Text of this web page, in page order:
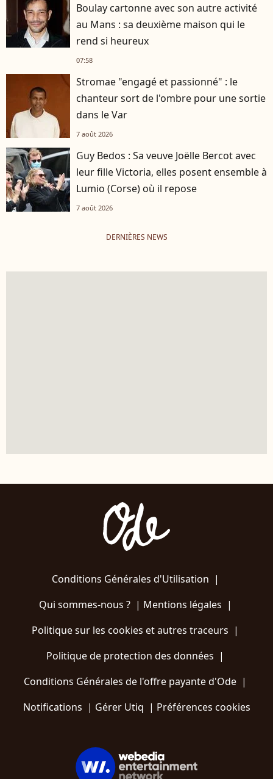
Boulay cartonne avec son autre activité
au Mans : sa deuxième maison qui le
rend si heureux
07:58
Stromae "engagé et passionné" : le
chanteur sort de l'ombre pour une sortie
dans le Var
7 août 2026
Guy Bedos : Sa veuve Joëlle Bercot avec
leur fille Victoria, elles posent ensemble à
Lumio (Corse) où il repose
7 août 2026
DERNIÈRES NEWS
Conditions Générales d'Utilisation |
Qui sommes-nous ?| Mentions légales |
Politique sur les cookies et autres traceurs |
Politique de protection des données |
Conditions Générales de l'offre payante d'Ode |
Notifications | Gérer Utiq | Préférences cookies